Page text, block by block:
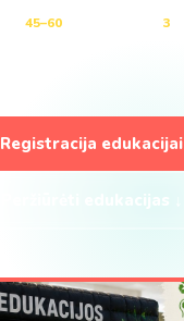
45–60min klasei 3
Registracija edukacijai
Peržiūrėti edukacijas ↓